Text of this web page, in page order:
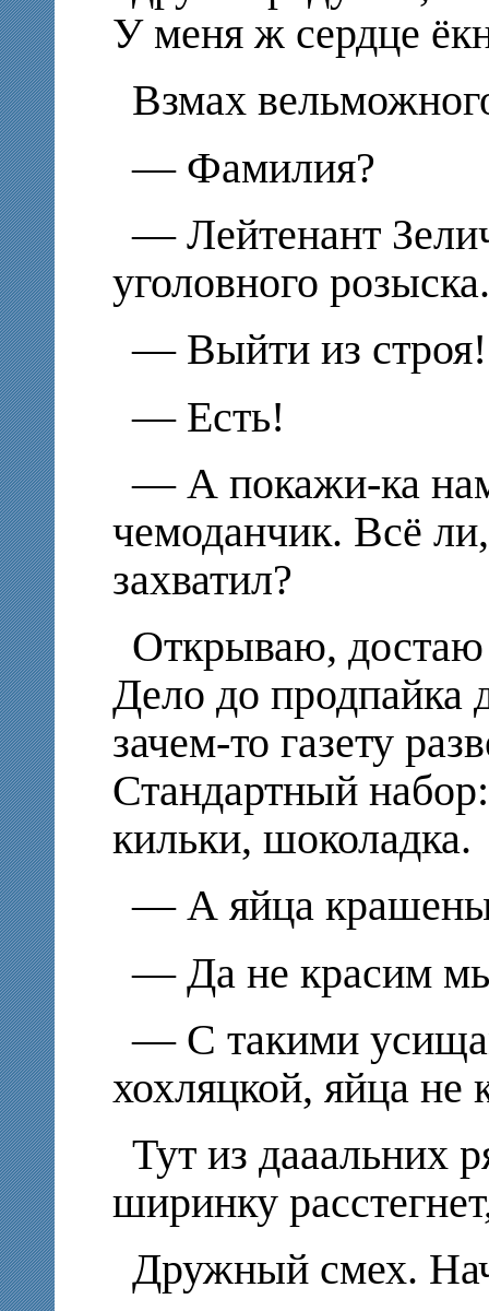
У меня ж сердце
Взмах
— Фамилия?
— Лейтенант
уголовного розыска.
— Выйти из строя!
— Есть!
— А покажи-ка
чемоданчик. Всё
захватил?
Открываю, достаю
Дело до продпайка
зачем-то газету
Стандартный
кильки, шоколадка.
— А яйца
— Да не красим
— С такими
хохляцкой, яйца не
Тут из дааальних
ширинку
Дружный смех.